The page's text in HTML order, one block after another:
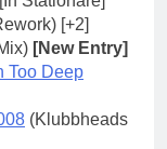
[+2]
[New Entry]
Too Deep
(Klubbheads